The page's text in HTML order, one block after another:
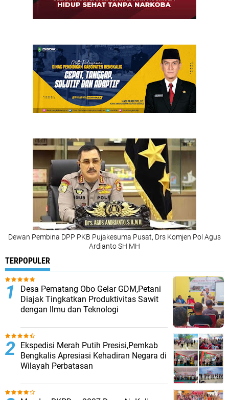
Dewan Pembina DPP PKB Pujakesuma Pusat, Drs Komjen Pol Agus
Ardianto SH MH
TERPOPULER
Desa Pematang Obo Gelar GDM,Petani
Diajak Tingkatkan Produktivitas Sawit
dengan Ilmu dan Teknologi
Ekspedisi Merah Putih Presisi,Pemkab
Bengkalis Apresiasi Kehadiran Negara di
Wilayah Perbatasan